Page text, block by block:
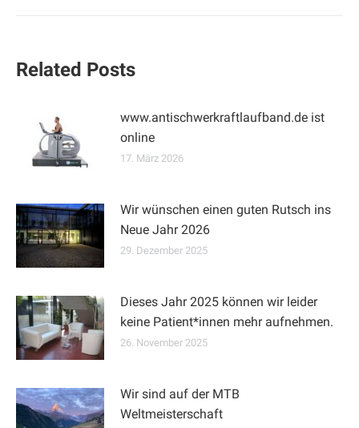
Related Posts
www.antischwerkraftlaufband.de ist
online
17. März 2026
Wir wünschen einen guten Rutsch ins
Neue Jahr 2026
29. Dezember 2025
Dieses Jahr 2025 können wir leider
keine Patient*innen mehr aufnehmen.
26. November 2025
Wir sind auf der MTB
Weltmeisterschaft